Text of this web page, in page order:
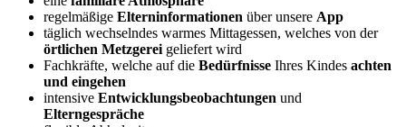
regelmäßige Elterninformationen über unsere App
täglich wechselndes warmes Mittagessen, welches von der
örtlichen Metzgerei geliefert wird
Fachkräfte, welche auf die Bedürfnisse Ihres Kindes achten
und eingehen
intensive Entwicklungsbeobachtungen und
Elterngespräche